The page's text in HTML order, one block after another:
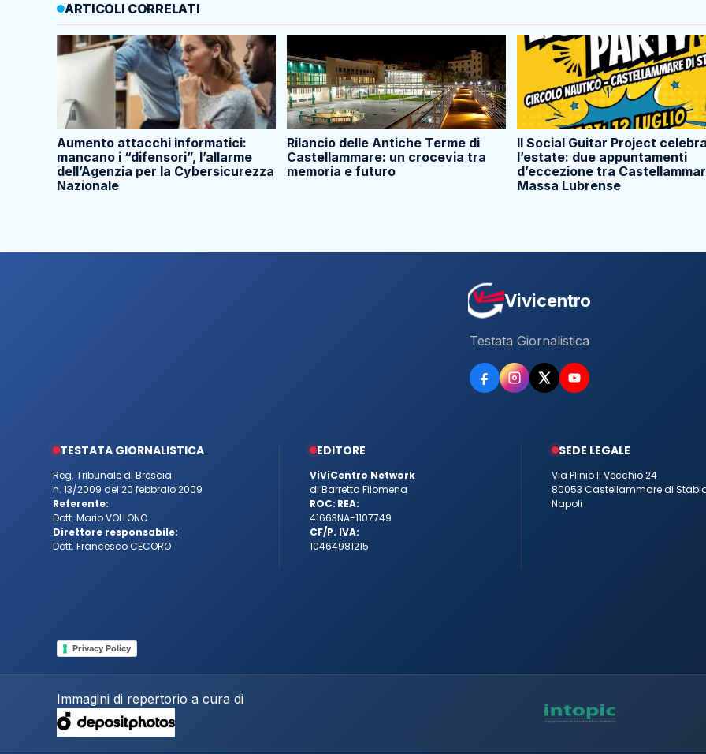
ARTICOLI CORRELATI
Aumento attacchi informatici:
mancano i “difensori”, l’allarme
dell’Agenzia per la Cybersicurezza
Nazionale
Rilancio delle Antiche Terme di
Castellammare: un crocevia tra
memoria e futuro
Il Social Guitar Project
l’estate: due appuntamenti
d’eccezione tra
Massa Lubrense
Vivicentro
Testata Giornalistica
TESTATA GIORNALISTICA
Reg. Tribunale di Brescia
n. 13/2009 del 20 febbraio 2009
Referente:
Dott. Mario VOLLONO
Direttore responsabile:
Dott. Francesco CECORO
EDITORE
ViViCentro Network
di Barretta Filomena
ROC:
41663
REA:
NA-1107749
CF/P. IVA:
10464981215
SEDE LEGALE
Via Plinio Il Vecchio 24
80053 Castellammare di
Napoli
Privacy Policy
Immagini di repertorio a cura di